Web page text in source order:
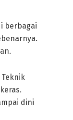
berbagai
Teknik
dini